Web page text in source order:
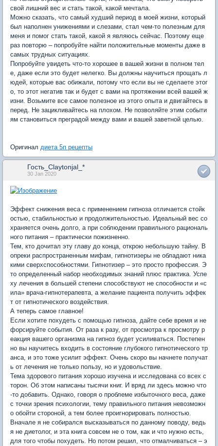
свой лишний вес и стать такой, какой мечтала.
Можно сказать, что самый худший период в моей жизни, который
был наполнен унижениями и слезами, стал чем-то полезным для
меня и помог стать такой, какой я являюсь сейчас. Поэтому еще
раз повторю – попробуйте найти положительные моменты даже в
самых трудных ситуациях.
Попробуйте увидеть что-то хорошее в вашей жизни в полном тел
е, даже если это будет нелегко. Вы должны научиться прощать л
юдей, которые вас обижали, потому что если вы не сделаете этог
о, то этот негатив так и будет с вами на протяжении всей вашей ж
изни. Возьмите все самое полезное из этого опыта и двигайтесь в
перед. Не зацикливайтесь на плохом. Не позволяйте этим событи
ям становиться преградой между вами и вашей заветной целью.
Оригинал диета 5п рецепты
Гость_Claytonjal_*
30 Jan 2020
Эффект снижения веса с применением гипноза отличается стойк
остью, стабильностью и продолжительностью. Идеальный вес со
храняется очень долго, а при соблюдении правильного рациональ
ного питания – практически пожизненно.
Тем, кто дочитал эту главу до конца, открою небольшую тайну. В
опреки распространенным мифам, гипнотизеры не обладают ника
кими сверхспособностями. Гипнотизер – это просто профессия. Э
то определенный набор необходимых знаний плюс практика. Успе
ху лечения в большей степени способствуют не способности и «с
ила» врача-гипнотерапевта, а желание пациента получить эффек
т от гипнотического воздействия.
А теперь самое главное!
Если хотите похудеть с помощью гипноза, дайте себе время и не
форсируйте события. От раза к разу, от просмотра к просмотру р
еакция вашего организма на гипноз будет усиливаться. Постепен
но вы научитесь входить в состояние глубокого гипнотического тр
анса, и это тоже усилит эффект. Очень скоро вы начнете получат
ь от лечения не только пользу, но и удовольствие.
Тема здорового питания хорошо изучена и исследована со всех с
торон. Об этом написаны тысячи книг. И вряд ли здесь можно что
-то добавить. Однако, говоря о проблеме избыточного веса, даже
с точки зрения психологии, тему правильного питания невозможн
о обойти стороной, а тем более проигнорировать полностью.
Вначале я не собирался высказываться по данному поводу, ведь
я не диетолог, и эта книга совсем не о том, как и что нужно есть,
для того чтобы похудеть. Но потом решил, что отмалчиваться – э